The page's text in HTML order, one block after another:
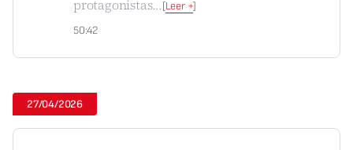
protagonistas...[Leer +]
50:42
27/04/2026